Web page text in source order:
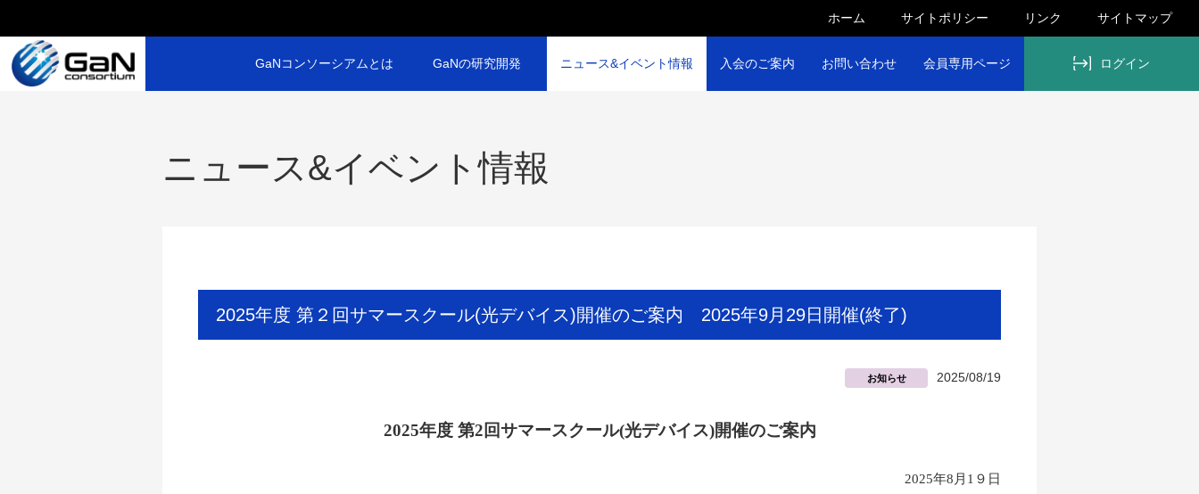
ホーム サイトポリシー リンク サイトマップ
GaNコンソーシアムとは GaNの研究開発 ニュース&イベント情報 入会のご案内 お問い合わせ 会員専用ページ ログイン
ニュース&イベント情報
2025年度 第２回サマースクール(光デバイス)開催のご案内 2025年9月29日開催(終了)
お知らせ 2025/08/19
2025年度 第2回サマースクール(光デバイス)開催のご案内
2025年8月1９日